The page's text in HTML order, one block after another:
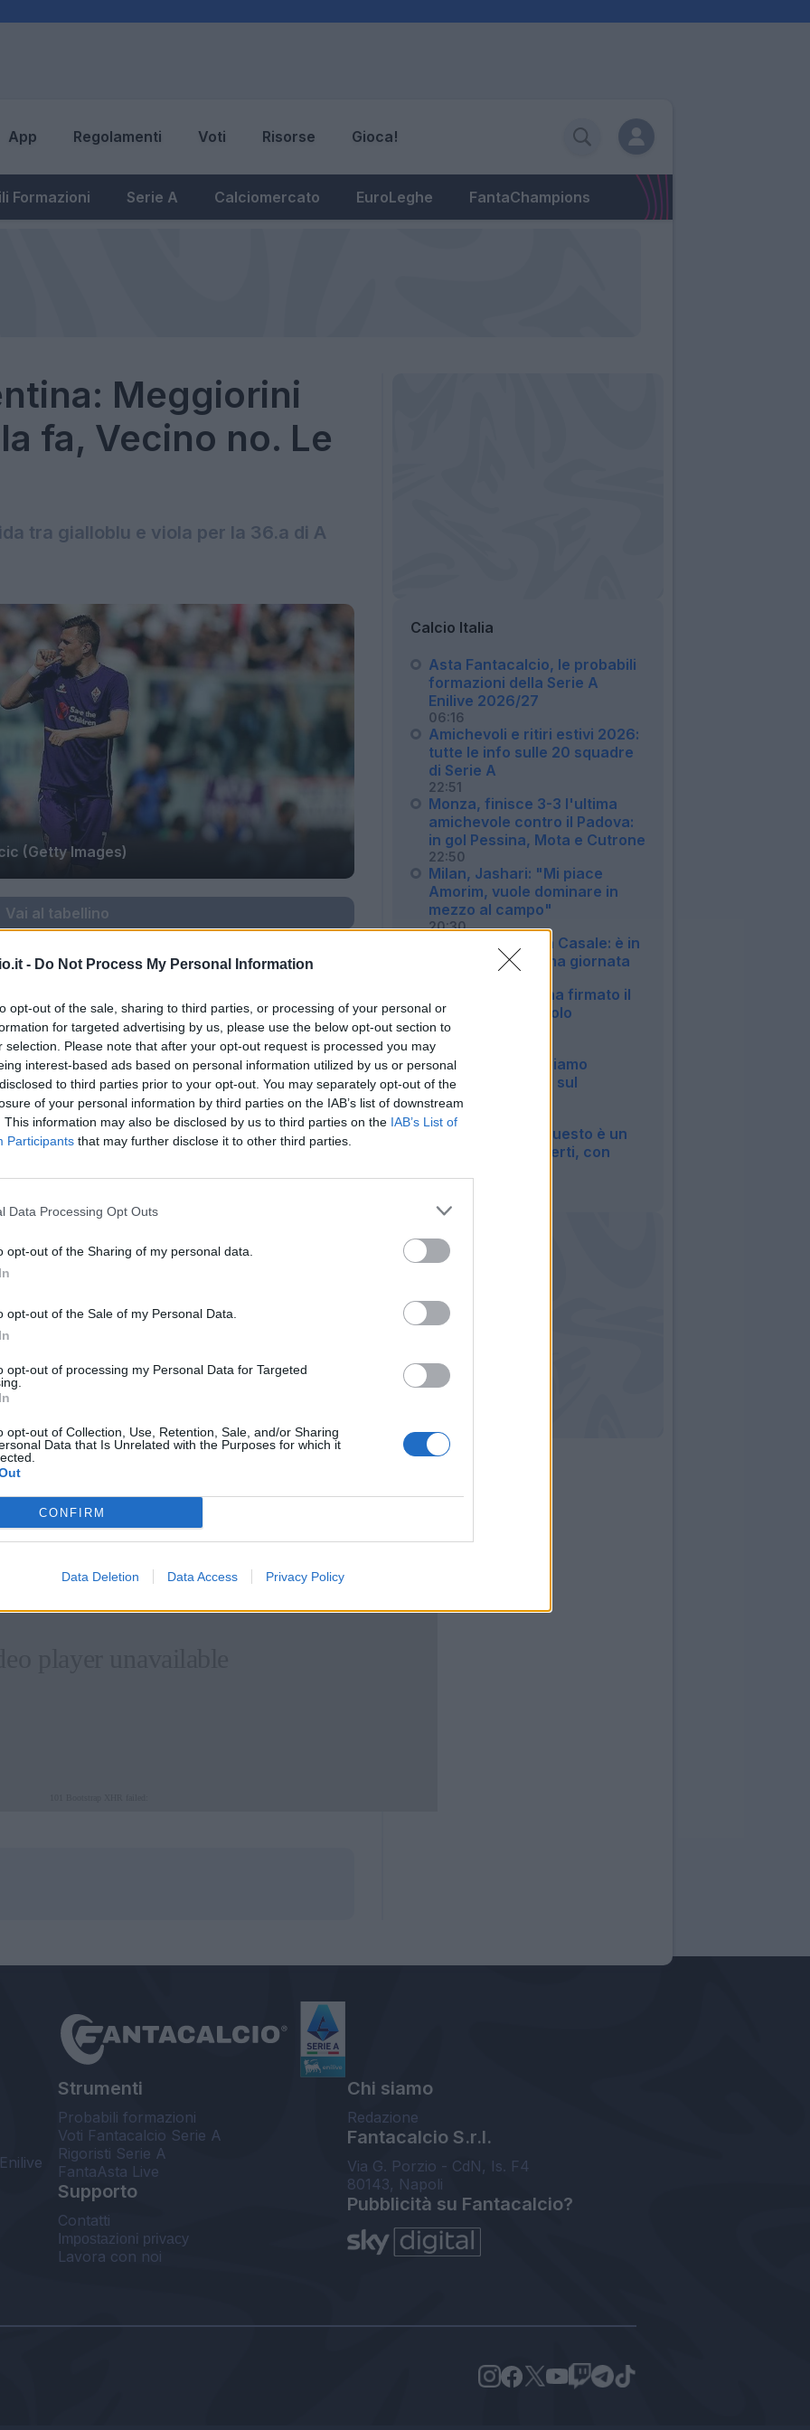
- Do Not Process My Personal Information
opt-out of the sale, sharing to third parties, or processing of your personal or
for targeted advertising by us, please use the below opt-out section to
selection. Please note that after your opt-out request is processed you may
interest-based ads based on personal information utilized by us or personal
to third parties prior to your opt-out. You may separately opt-out of the
of your personal information by third parties on the IAB’s list of downstream
This information may also be disclosed by us to third parties on the IAB’s List of
Participants that may further disclose it to other third parties.
Data Processing Opt Outs
opt-out of the Sharing of my personal data.
opt-out of the Sale of my Personal Data.
opt-out of processing my Personal Data for Targeted
opt-out of Collection, Use, Retention, Sale, and/or Sharing
Data that Is Unrelated with the Purposes for which it
CONFIRM
Data Deletion Data Access Privacy Policy
App Regolamenti Voti Risorse Gioca!
Formazioni Serie A Calciomercato EuroLeghe FantaChampions
Meggiorini
fa, Vecino no. Le
tra gialloblu e viola per la 36.a di A
(Getty Images)
Vai al tabellino
di Spolli causa squalifica, ritrova posto al
mediana reclama spazio Rigoni, ma pare
In attacco potrebbe toccare a Inglese
è ballottaggio con Pellissier. Non figura tra i
inoltre Izco, Dainelli e Frey.
c'è il recupero di Ilicic che ha preso parte
dovrebbe dunque riuscire a scendere
Mancherà nuovamente Vecino nel
cerca conferma Tello nell'11 titolare anche
candidatura di Mati Fernandez. In difesa più
dal 1'.
Calcio Italia
Asta Fantacalcio, le probabili
formazioni della Serie A
Enilive 2026/27
06:16
Amichevoli e ritiri estivi 2026:
tutte le info sulle 20 squadre
di Serie A
22:51
Monza, finisce 3-3 l'ultima
amichevole contro il Padova:
in gol Pessina, Mota e Cutrone
22:50
Milan, Jashari: "Mi piace
Amorim, vuole dominare in
mezzo al campo"
20:30
Bologna, si ferma Casale: è in
dubbio per la prima giornata
Roma, Pellegrini ha firmato il
rinnovo: manca solo
l'ufficialità
14:27
Inter, Chivu: "Abbiamo
bisogno di minuti, sul
mercato..."
12:04
Roma, Castro: "Questo è un
sogno a occhi aperti, con
Strumenti
Probabili formazioni
Voti Fantacalcio Serie A
Rigoristi Serie A
FantaAsta Live
Supporto
Contatti
Impostazioni privacy
Lavora con noi
Chi siamo
Redazione
Fantacalcio S.r.l.
Via G. Porzio - CdN, Is. F4
80143, Napoli
Pubblicità su Fantacalcio?